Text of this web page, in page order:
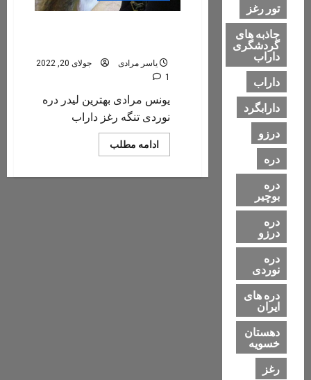
یاسر مرادی
جولای 20, 2022
1
یونس مرادی بهترین لیدر دره
نوردی تنگه رغز داراب
ادامه مطلب
more
تور رغز
جاذبه های
گردشگری
داراب
داراب
دارابگرد
درزو
دره
دره
بوچیر
دره
درزو
دره
نوردی
دره های
ایران
دهستان
خسویه
رغز